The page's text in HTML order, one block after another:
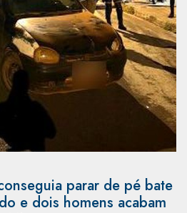
parar de pé bate
e dois homens acabam